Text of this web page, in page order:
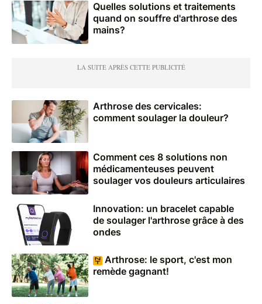
Quelles solutions et traitements
quand on souffre d'arthrose des
mains?
Arthrose des cervicales:
comment soulager la douleur?
Comment ces 8 solutions non
médicamenteuses peuvent
soulager vos douleurs articulaires
Innovation: un bracelet capable
de soulager l'arthrose grâce à des
ondes
Arthrose: le sport, c'est mon
remède gagnant!